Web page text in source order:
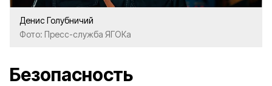
Денис Голубничий
Фото: Пресс-служба ЯГОКа
Безопасность